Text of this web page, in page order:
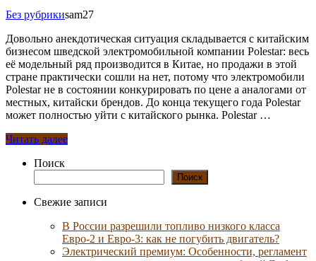
Без рубрикиsam27
Довольно анекдотическая ситуация складывается с китайским
бизнесом шведской электромобильной компании Polestar: весь
её модельный ряд производится в Китае, но продажи в этой
стране практически сошли на нет, потому что электромобили
Polestar не в состоянии конкурировать по цене а аналогами от
местных, китайски брендов. До конца текущего года Polestar
может полностью уйти с китайского рынка. Polestar …
Читать далее
Поиск
Поиск
Свежие записи
В России разрешили топливо низкого класса
Евро-2 и Евро-3: как не погубить двигатель?
Электрический премиум: Особенности, регламент